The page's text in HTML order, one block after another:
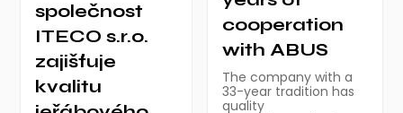
společnost
ITECO s.r.o.
zajišťuje
kvalitu
cooperation
with ABUS
The company with a
33-year tradition has
quality